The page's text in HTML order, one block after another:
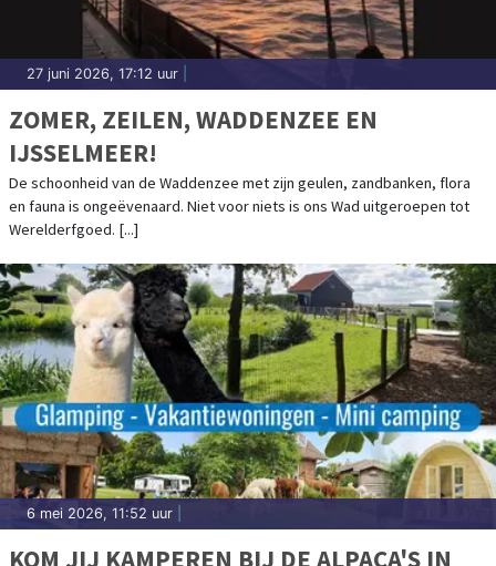
27 juni 2026, 17:12 uur
ZOMER, ZEILEN, WADDENZEE EN
IJSSELMEER!
De schoonheid van de Waddenzee met zijn geulen, zandbanken, flora
en fauna is ongeëvenaard. Niet voor niets is ons Wad uitgeroepen tot
Werelderfgoed. [...]
6 mei 2026, 11:52 uur
KOM JIJ KAMPEREN BIJ DE ALPACA'S IN